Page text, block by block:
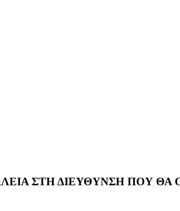
ΣΤΗ ΔΙΕΥΘΥΝΣΗ ΠΟΥ ΘΑ